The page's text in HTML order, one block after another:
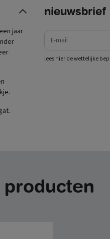
jaar
nieuwsbrief
e-mail
lees hier de wettelijke